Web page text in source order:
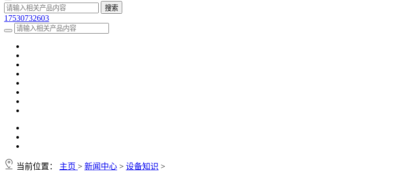
17530732603
当前位置： 主页 > 新闻中心 > 设备知识 >